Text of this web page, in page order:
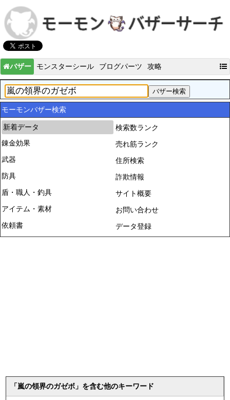
バザー モンスターシール ブログパーツ 攻略
モーモンバザー検索
新着データ
錬金効果
武器
防具
盾・職人・釣具
アイテム・素材
依頼書
検索数ランク
売れ筋ランク
住所検索
詐欺情報
サイト概要
お問い合わせ
データ登録
「嵐の領界のガゼボ」を含む他のキーワード